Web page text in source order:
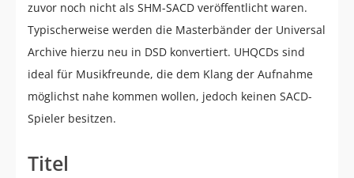
zuvor noch nicht als SHM-SACD veröffentlicht waren.
Typischerweise werden die Masterbänder der Universal
Archive hierzu neu in DSD konvertiert. UHQCDs sind
ideal für Musikfreunde, die dem Klang der Aufnahme
möglichst nahe kommen wollen, jedoch keinen SACD-
Spieler besitzen.
Titel